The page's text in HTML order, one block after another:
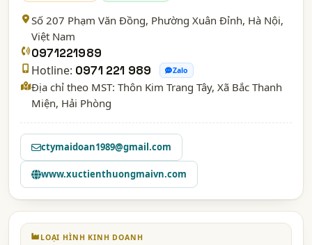
Số 207 Phạm Văn Đồng, Phường Xuân Đỉnh, Hà Nội,
Việt Nam
0971221989
Hotline: 0971 221 989 Zalo
Địa chỉ theo MST: Thôn Kim Trang Tây, Xã Bắc Thanh
Miện, Hải Phòng
ctymaidoan1989@gmail.com
www.xuctienthuongmaivn.com
LOẠI HÌNH KINH DOANH